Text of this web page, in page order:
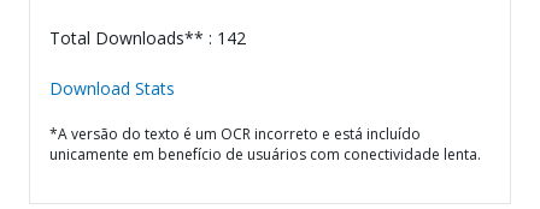
Total Downloads** : 142
Download Stats
*A versão do texto é um OCR incorreto e está incluído
unicamente em benefício de usuários com conectividade lenta.